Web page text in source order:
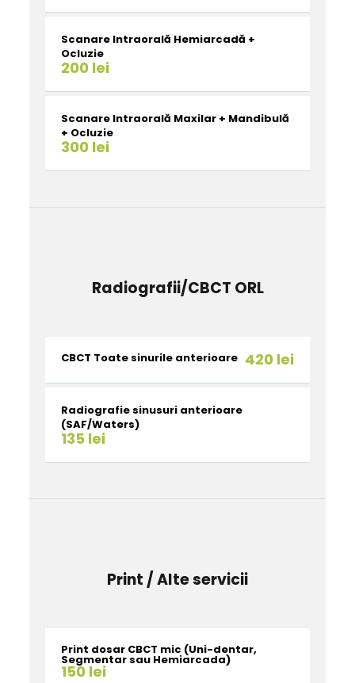
Scanare Intraorală Hemiarcadă +
Ocluzie
200 lei
Scanare Intraorală Maxilar + Mandibulă
+ Ocluzie
300 lei
Radiografii/CBCT ORL
CBCT Toate sinurile anterioare 420 lei
Radiografie sinusuri anterioare
(SAF/Waters)
135 lei
Print / Alte servicii
Print dosar CBCT mic (Uni-dentar,
Segmentar sau Hemiarcada)
150 lei